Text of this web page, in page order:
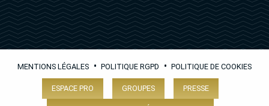
MENTIONS LÉGALES • POLITIQUE RGPD • POLITIQUE DE COOKIES
ESPACE PRO GROUPES PRESSE